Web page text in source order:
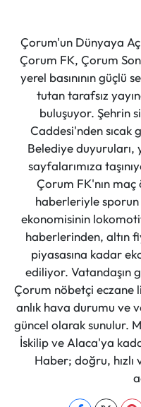
Çorum'un Dünyaya
Çorum FK, Çorum
yerel basınının güçlü
tutan tarafsız
buluşuyor. Şehrin
Caddesi'nden sıcak
Belediye duyuruları,
sayfalarımıza
Çorum FK'nın
haberleriyle
ekonomisinin
haberlerinden, altın
piyasasına kadar
ediliyor. Vatandaşın
Çorum nöbetçi eczane
anlık hava durumu ve
güncel olarak sunulur.
İskilip ve Alaca'ya
Haber; doğru,